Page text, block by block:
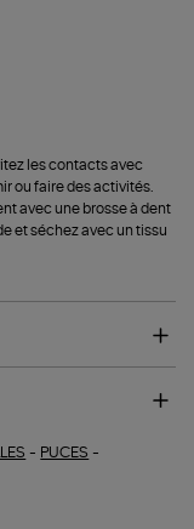
les contacts avec
ou faire des activités.
avec une brosse à dent
et séchez avec un tissu
- PUCES -